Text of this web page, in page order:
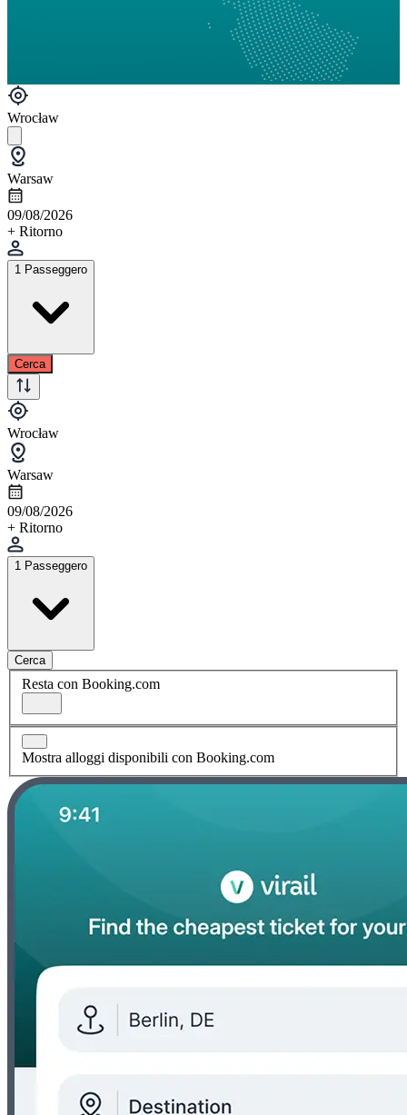
Wrocław
Warsaw
09/08/2026
+ Ritorno
1 Passeggero
Cerca
Wrocław
Warsaw
09/08/2026
+ Ritorno
1 Passeggero
Cerca
Resta con Booking.com
Mostra alloggi disponibili con Booking.com